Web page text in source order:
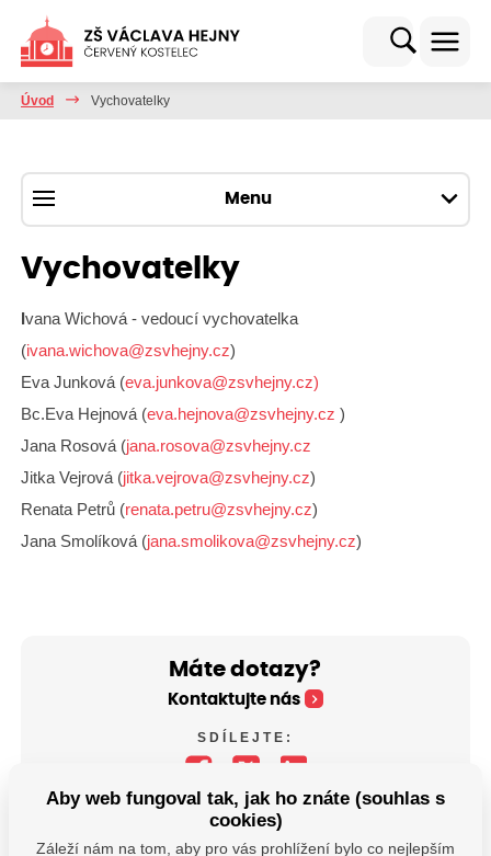
Úvod Vychovatelky
Menu
Vychovatelky
Ivana Wichová - vedoucí vychovatelka
(ivana.wichova@zsvhejny.cz)
Eva Junková (eva.junkova@zsvhejny.cz)
Bc.Eva Hejnová (eva.hejnova@zsvhejny.cz )
Jana Rosová (jana.rosova@zsvhejny.cz
Jitka Vejrová (jitka.vejrova@zsvhejny.cz)
Renata Petrů (renata.petru@zsvhejny.cz)
Jana Smolíková (jana.smolikova@zsvhejny.cz)
Máte dotazy?
Kontaktujte nás
SDÍLEJTE:
Aby web fungoval tak, jak ho znáte (souhlas s
cookies)
Záleží nám na tom, aby pro vás prohlížení bylo co nejlepším